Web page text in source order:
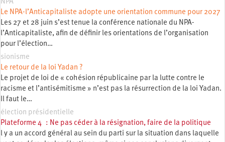
NPA
Le NPA-l’Anticapitaliste adopte une orientation commune pour 2027
Les 27 et 28 juin s’est tenue la conférence nationale du NPA-
l’Anticapitaliste, afin de définir les orientations de l’organisation
pour l’élection…
sionisme
Le retour de la loi Yadan ?
Le projet de loi de « cohésion républicaine par la lutte contre le
racisme et l’antisémitisme » n’est pas la résurrection de la loi Yadan.
Il faut le…
élection présidentielle
Plateforme 4 : Ne pas céder à la résignation, faire de la politique
l y a un accord général au sein du parti sur la situation dans laquelle